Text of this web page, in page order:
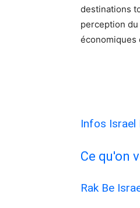
destinations
perception
économiques
Infos Israel
Ce qu'on
Rak Be